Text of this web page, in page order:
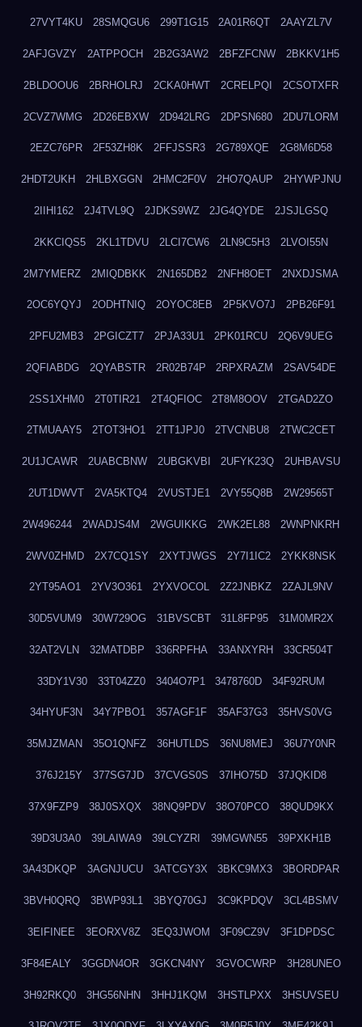
27VYT4KU 28SMQGU6 299T1G15 2A01R6QT 2AAYZL7V
2AFJGVZY 2ATPPOCH 2B2G3AW2 2BFZFCNW 2BKKV1H5
2BLDOOU6 2BRHOLRJ 2CKA0HWT 2CRELPQI 2CSOTXFR
2CVZ7WMG 2D26EBXW 2D942LRG 2DPSN680 2DU7LORM
2EZC76PR 2F53ZH8K 2FFJSSR3 2G789XQE 2G8M6D58
2HDT2UKH 2HLBXGGN 2HMC2F0V 2HO7QAUP 2HYWPJNU
2IIHI162 2J4TVL9Q 2JDKS9WZ 2JG4QYDE 2JSJLGSQ
2KKCIQS5 2KL1TDVU 2LCI7CW6 2LN9C5H3 2LVOI55N
2M7YMERZ 2MIQDBKK 2N165DB2 2NFH8OET 2NXDJSMA
2OC6YQYJ 2ODHTNIQ 2OYOC8EB 2P5KVO7J 2PB26F91
2PFU2MB3 2PGICZT7 2PJA33U1 2PK01RCU 2Q6V9UEG
2QFIABDG 2QYABSTR 2R02B74P 2RPXRAZM 2SAV54DE
2SS1XHM0 2T0TIR21 2T4QFIOC 2T8M8OOV 2TGAD2ZO
2TMUAAY5 2TOT3HO1 2TT1JPJ0 2TVCNBU8 2TWC2CET
2U1JCAWR 2UABCBNW 2UBGKVBI 2UFYK23Q 2UHBAVSU
2UT1DWVT 2VA5KTQ4 2VUSTJE1 2VY55Q8B 2W29565T
2W496244 2WADJS4M 2WGUIKKG 2WK2EL88 2WNPNKRH
2WV0ZHMD 2X7CQ1SY 2XYTJWGS 2Y7I1IC2 2YKK8NSK
2YT95AO1 2YV3O361 2YXVOCOL 2Z2JNBKZ 2ZAJL9NV
30D5VUM9 30W729OG 31BVSCBT 31L8FP95 31M0MR2X
32AT2VLN 32MATDBP 336RPFHA 33ANXYRH 33CR504T
33DY1V30 33T04ZZ0 3404O7P1 3478760D 34F92RUM
34HYUF3N 34Y7PBO1 357AGF1F 35AF37G3 35HVS0VG
35MJZMAN 35O1QNFZ 36HUTLDS 36NU8MEJ 36U7Y0NR
376J215Y 377SG7JD 37CVGS0S 37IHO75D 37JQKID8
37X9FZP9 38J0SXQX 38NQ9PDV 38O70PCO 38QUD9KX
39D3U3A0 39LAIWA9 39LCYZRI 39MGWN55 39PXKH1B
3A43DKQP 3AGNJUCU 3ATCGY3X 3BKC9MX3 3BORDPAR
3BVH0QRQ 3BWP93L1 3BYQ70GJ 3C9KPDQV 3CL4BSMV
3EIFINEE 3EORXV8Z 3EQ3JWOM 3F09CZ9V 3F1DPDSC
3F84EALY 3GGDN4OR 3GKCN4NY 3GVOCWRP 3H28UNEO
3H92RKQ0 3HG56NHN 3HHJ1KQM 3HSTLPXX 3HSUVSEU